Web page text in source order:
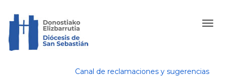
Canal de reclamaciones y sugerencias